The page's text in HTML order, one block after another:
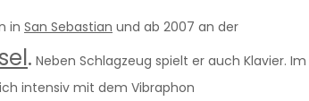
in San Sebastian und ab 2007 an der
. Neben Schlagzeug spielt er auch Klavier. Im
intensiv mit dem Vibraphon